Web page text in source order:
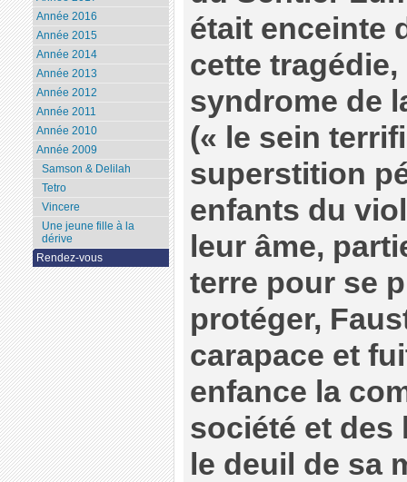
était enceinte
cette
syndrome de
(« le sein
superstition
enfants du
leur âme,
terre pour se
protéger,
carapace et
enfance la
société et des
le deuil de sa
Année 2016
Année 2015
Année 2014
Année 2013
Année 2012
Année 2011
Année 2010
Année 2009
Samson & Delilah
Tetro
Vincere
Une jeune fille à la
dérive
Rendez-vous